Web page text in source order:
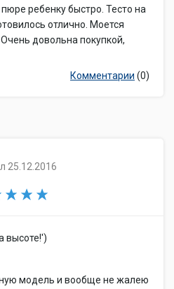
ребенку быстро. Тесто на
отлично. Моется
довольна покупкой,
Комментарии (0)
25.12.2016
высоте!')
модель и вообще не жалею